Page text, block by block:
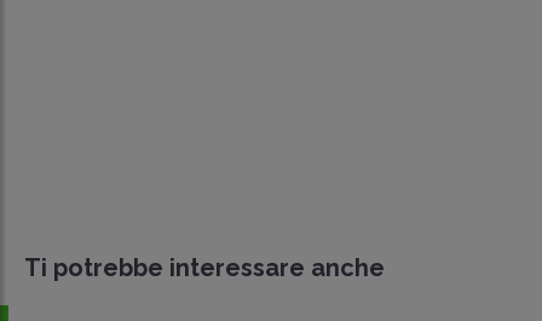
Ti potrebbe interessare anche